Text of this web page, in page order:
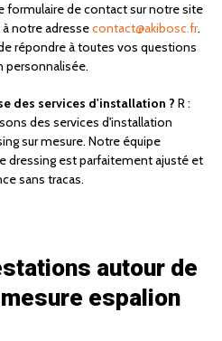
de contact sur notre site
notre adressecontact@akibosc.fr.
répondre à toutes vos questions
personnalisée.
des services d'installation ? R :
des services d'installation
sur mesure. Notre équipe
dressing est parfaitement ajusté et
sans tracas.
autour de
espalion